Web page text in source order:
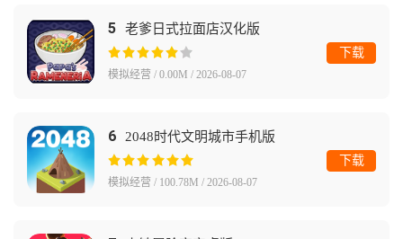
5 老爹日式拉面店汉化版
模拟经营 / 0.00M / 2026-08-07
下载
6 2048时代文明城市手机版
模拟经营 / 100.78M / 2026-08-07
下载